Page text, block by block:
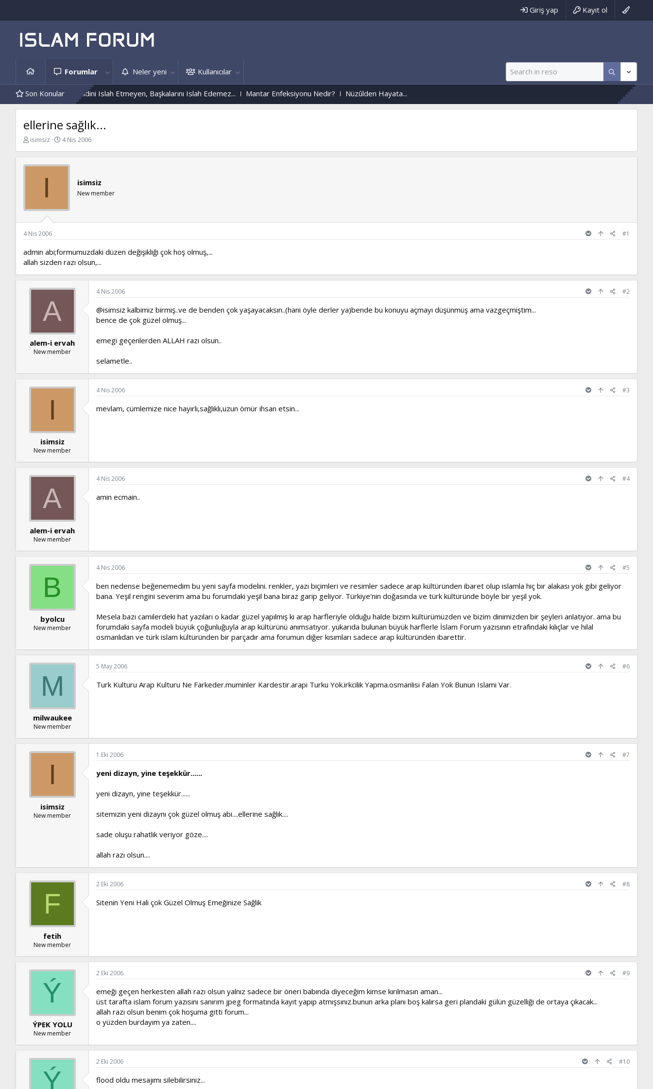
Giriş yap Kayıt ol
Forumlar Neler yeni Kullanıcılar
Son Konular
Örnekleri Kendini Islah Etmeyen, Başkalarını Islah Edemez... Mantar Enfeksiyonu Nedir? Nüzûlden Hayata...
ellerine sağlık...
K
b
a
a
a
n
isimsiz
B
l
ç
h
4 Nis 2006
I isimsiz
New member
4 Nis 2006 #1
admin abi;formumuzdaki düzen değişikliği çok hoş olmuş,...
allah sizden razı olsun,...
A
alem-i ervah
New member
4 Nis 2006 #2
@isimsiz kalbimiz birmiş..ve de benden çok yaşayacaksın..(hani öyle derler ya)bende bu konuyu açmayı düşünmüş ama vazgeçmiştim...
bence de çok güzel olmuş...
emegi geçenlerden ALLAH razı olsun..
selametle..
I
isimsiz
New member
4 Nis 2006 #3
mevlam, cümlemize nice hayırlı,sağlıklı,uzun ömür ihsan etsin...
A
alem-i ervah
New member
4 Nis 2006 #4
amin ecmain..
B
byolcu
New member
4 Nis 2006 #5
ben nedense beğenemedim bu yeni sayfa modelini. renkler, yazı biçimleri ve resimler sadece arap kültüründen ibaret olup islamla hiç bir alakası yok gibi geliyor
bana. Yeşil rengini severim ama bu forumdaki yeşil bana biraz garip geliyor. Türkiye'nin doğasında ve türk kültüründe böyle bir yeşil yok.
Mesela bazı camilerdeki hat yazıları o kadar güzel yapılmış ki arap harfleriyle olduğu halde bizim kültürümüzden ve bizim dinimizden bir şeyleri anlatıyor. ama bu
forumdaki sayfa modeli büyük çoğunluğuyla arap kültürünü anımsatıyor. yukarıda bulunan büyük harflerle İslam Forum yazısının etrafındaki kılıçlar ve hilal
osmanlıdan ve türk islam kültüründen bir parçadır ama forumun diğer kısımları sadece arap kültüründen ibarettir.
M
milwaukee
New member
5 May 2006 #6
Turk Kulturu Arap Kulturu Ne Farkeder.muminler Kardestir.arapi Turku Yok.irkcilik Yapma.osmanlisi Falan Yok Bunun Islami Var.
I
isimsiz
New member
1 Eki 2006 #7
yeni dizayn, yine teşekkür......
yeni dizayn, yine teşekkür......
sitemizin yeni dizaynı çok güzel olmuş abi....ellerine sağlık....
sade oluşu rahatlık veriyor göze....
allah razı olsun....
F
fetih
New member
2 Eki 2006 #8
Sitenin Yeni Hali çok Güzel Olmuş Emeğinize Sağlik
Ý
ÝPEK YOLU
New member
2 Eki 2006 #9
emeği geçen herkesten allah razı olsun yalnız sadece bir öneri babında diyeceğim kimse kırılmasın aman...
üst tarafta islam forum yazısını sanırım jpeg formatında kayıt yapıp atmışsınız.bunun arka planı boş kalırsa geri plandaki gülün güzelliği de ortaya çıkacak...
allah razı olsun benim çok hoşuma gitti forum...
o yüzden burdayım ya zaten....
Ý
2 Eki 2006 #10
flood oldu mesajımı silebilirsiniz...